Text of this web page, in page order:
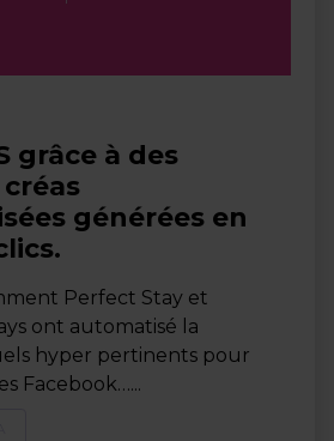
grâce à des
générées en
Perfect Stay et
ont automatisé la
hyper pertinents pour
Facebook…...